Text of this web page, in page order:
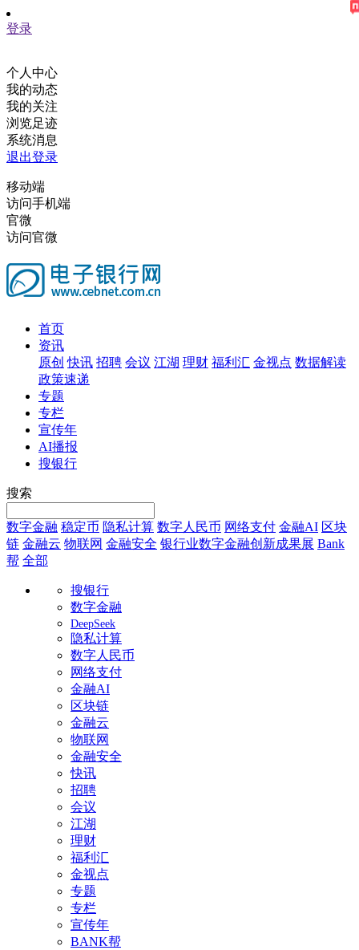
登录
个人中心
我的动态
我的关注
浏览足迹
系统消息
退出登录
移动端
访问手机端
官微
访问官微
首页
资讯
原创 快讯 招聘 会议 江湖 理财 福利汇 金视点 数据解读
政策速递
专题
专栏
宣传年
AI播报
搜银行
搜索
数字金融 稳定币 隐私计算 数字人民币 网络支付 金融AI 区块
链 金融云 物联网 金融安全 银行业数字金融创新成果展 Bank
帮 全部
搜银行
数字金融
DeepSeek
隐私计算
数字人民币
网络支付
金融AI
区块链
金融云
物联网
金融安全
快讯
招聘
会议
江湖
理财
福利汇
金视点
专题
专栏
宣传年
BANK帮